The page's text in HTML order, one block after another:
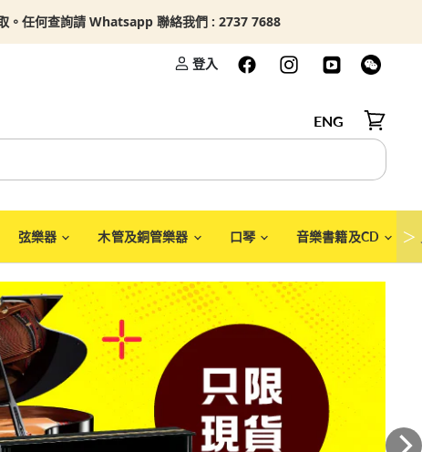
。任何查詢請 Whatsapp 聯絡我們 : 2737 7688
登入
ENG
檢視購
弦樂器 木管及銅管樂器 口琴 音樂書籍及CD ＞